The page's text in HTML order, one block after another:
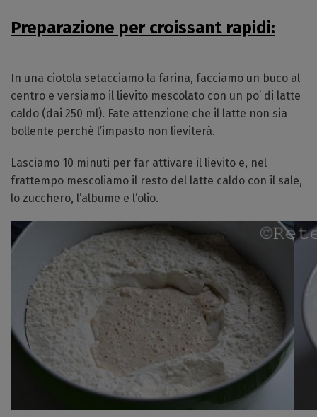
Preparazione per croissant rapidi:
In una ciotola setacciamo la farina, facciamo un buco al
centro e versiamo il lievito mescolato con un po’ di latte
caldo (dai 250 ml). Fate attenzione che il latte non sia
bollente perchè l’impasto non lieviterà.
Lasciamo 10 minuti per far attivare il lievito e, nel
frattempo mescoliamo il resto del latte caldo con il sale,
lo zucchero, l’albume e l’olio.